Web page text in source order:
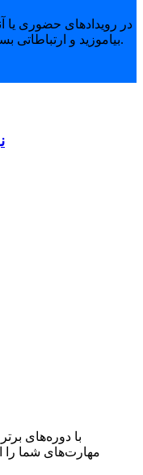
در رویدادهای حضوری یا
بیاموزید و ارتباطاتی بسازید که مسیر رشد شما را متحول می‌کند.
نو
با دوره‌های
مهارت‌های شما را